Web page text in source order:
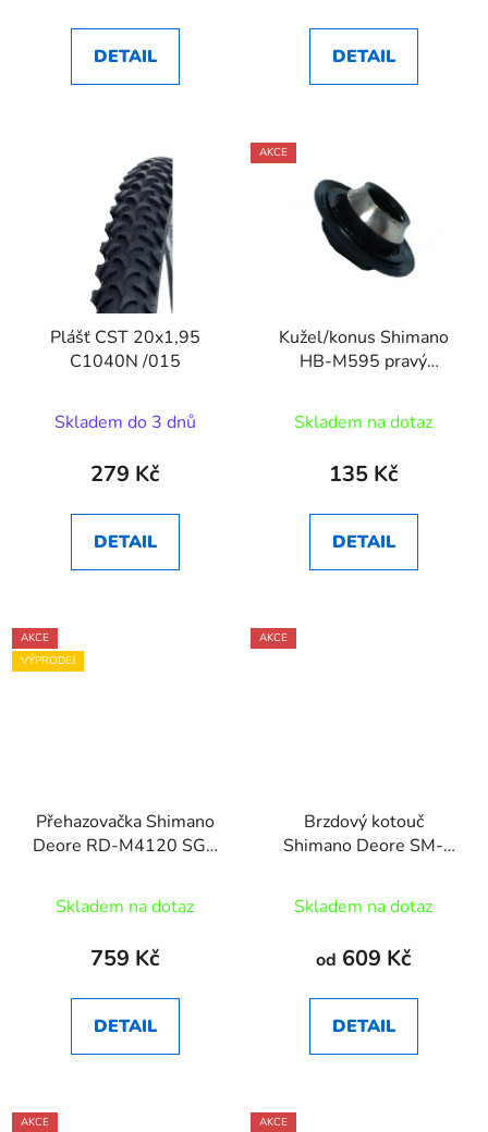
DETAIL DETAIL
Plášť CST 20x1,95
C1040N /015
Skladem do 3 dnů
279 Kč
DETAIL
AKCE
Kužel/konus Shimano
HB-M595 pravý
Skladem na dotaz
135 Kč
DETAIL
AKCE
VÝPRODEJ
Přehazovačka Shimano
Deore RD-M4120 SGS
Skladem na dotaz
759 Kč
DETAIL
AKCE
Brzdový kotouč
Shimano Deore SM-
Skladem na dotaz
od 609 Kč
DETAIL
AKCE AKCE